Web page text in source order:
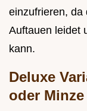
einzufrieren, da
Auftauen leidet
kann.
Deluxe
oder